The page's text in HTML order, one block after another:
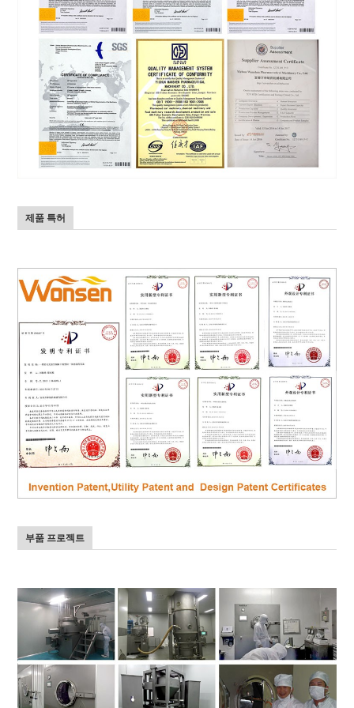
제품 특허
부품 프로젝트